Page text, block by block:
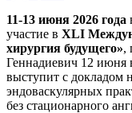
11-13 июня 2026 года
участие в XLI
хирургия будущего»,
Геннадиевич 12 июня
выступит с докладом
эндоваскулярных
без стационарного